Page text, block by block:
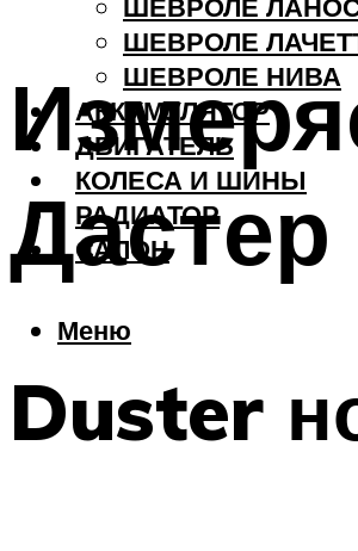
ШЕВРОЛЕ
ШЕВРОЛЕ
ШЕВРОЛЕ НИВА
АККУМУЛЯТОР
ДВИГАТЕЛЬ
КОЛЕСА И ШИНЫ
РАДИАТОР
САЛОН
Меню
Duster